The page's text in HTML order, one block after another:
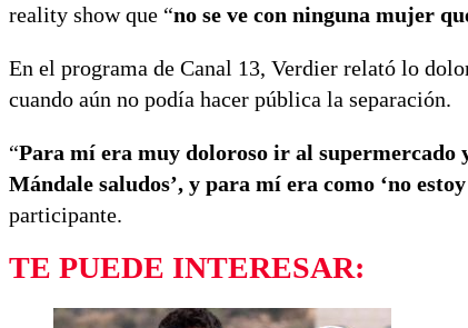
reality show que “no se ve con ninguna mujer
En el programa de Canal 13, Verdier relató lo
cuando aún no podía hacer pública la separación.
“Para mí era muy doloroso ir al supermercado y
Mándale saludos’, y para mí era como ‘no
participante.
TE PUEDE INTERESAR: